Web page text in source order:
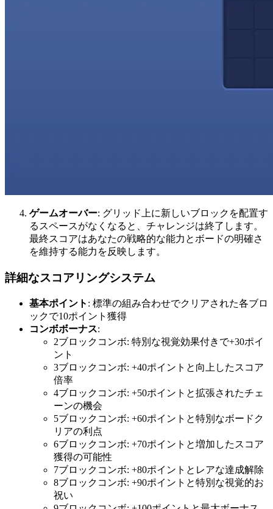
ゲームオーバー: グリッド上に新しいブロックを配置す
るスペースがなくなると、チャレンジは終了します。
最終スコアはあなたの戦略的な能力とボードの明確さ
を維持する能力を反映します。
詳細なスコアリングシステム
基本ポイント : 標準の組み合わせでクリアされた各ブロ
ックで10ポイント獲得
コンボボーナス:
2ブロックコンボ: 特別な視覚効果付きで+30ポイ
ント
3ブロックコンボ: +40ポイントと向上したスコア
倍率
4ブロックコンボ: +50ポイントと拡張されたチェ
ーンの機会
5ブロックコンボ: +60ポイントと特別なボードク
リアの利点
6ブロックコンボ: +70ポイントと増加したスコア
獲得の可能性
7ブロックコンボ: +80ポイントとレアな達成解除
8ブロックコンボ: +90ポイントと特別な視覚的お
祝い